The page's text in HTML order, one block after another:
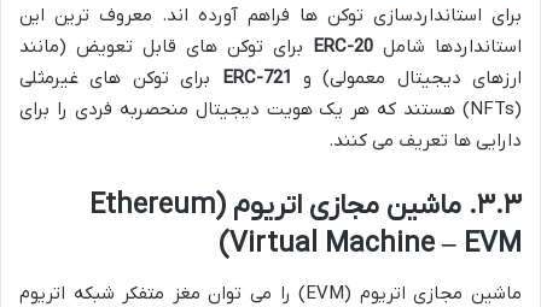
برای استانداردسازی توکن ها فراهم آورده اند. معروف ترین این
استانداردها شامل ERC-20 برای توکن های قابل تعویض (مانند
ارزهای دیجیتال معمولی) و ERC-721 برای توکن های غیرمثلی
(NFTs) هستند که هر یک هویت دیجیتال منحصربه فردی را برای
دارایی ها تعریف می کنند.
۳.۳. ماشین مجازی اتریوم (Ethereum
Virtual Machine – EVM)
ماشین مجازی اتریوم (EVM) را می توان مغز متفکر شبکه اتریوم